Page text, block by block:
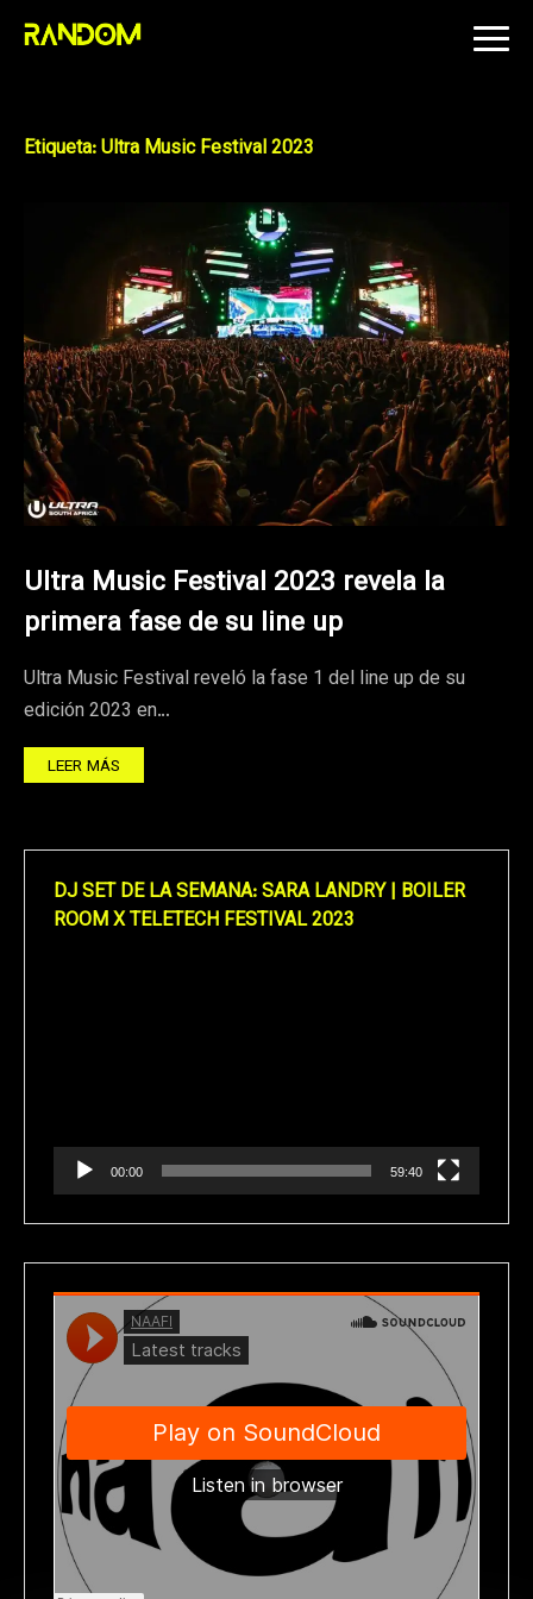
Skip
Etiqueta:Ultra Music Festival 2023
Ultra Music Festival 2023 revela la
primera fase de su line up
Ultra Music Festival reveló la fase 1 del line up de su
edición 2023 en…
LEER MÁS
DJ SET DE LA SEMANA: SARA LANDRY | BOILER
ROOM X TELETECH FESTIVAL 2023
00:00 59:40